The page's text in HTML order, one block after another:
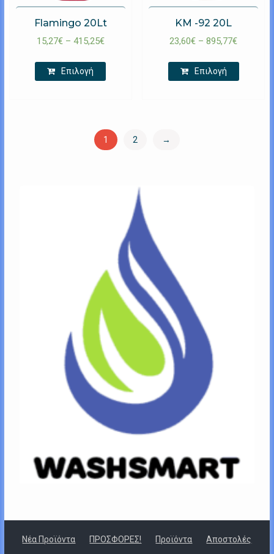
Flamingo 20Lt
15,27€– 415,25€
Επιλογή
KM -92 20L
23,60€ –895,77€
Επιλογή
1 2 →
Νέα Προϊόντα ΠΡΟΣΦΟΡΕΣ! Προϊόντα Αποστολές